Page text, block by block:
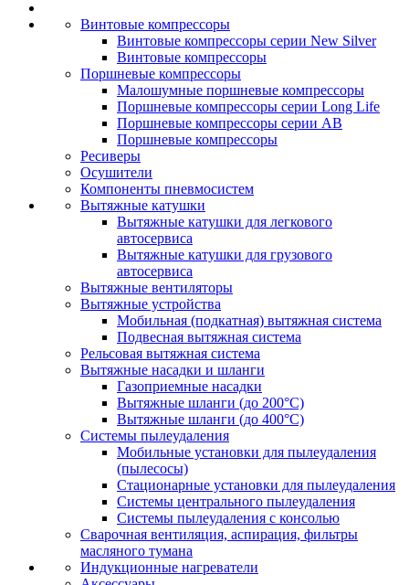
Винтовые компрессоры
Винтовые компрессоры серии New Silver
Винтовые компрессоры
Поршневые компрессоры
Малошумные поршневые компрессоры
Поршневые компрессоры серии Long Life
Поршневые компрессоры серии AB
Поршневые компрессоры
Ресиверы
Осушители
Компоненты пневмосистем
Вытяжные катушки
Вытяжные катушки для легкового
автосервиса
Вытяжные катушки для грузового
автосервиса
Вытяжные вентиляторы
Вытяжные устройства
Мобильная (подкатная) вытяжная система
Подвесная вытяжная система
Рельсовая вытяжная система
Вытяжные насадки и шланги
Газоприемные насадки
Вытяжные шланги (до 200°C)
Вытяжные шланги (до 400°C)
Системы пылеудаления
Мобильные установки для пылеудаления
(пылесосы)
Стационарные установки для пылеудаления
Системы центрального пылеудаления
Системы пылеудаления с консолью
Сварочная вентиляция, аспирация, фильтры
масляного тумана
Индукционные нагреватели